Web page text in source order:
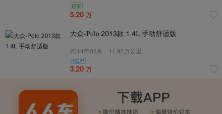
超值
5.20 万
大众-Polo 2013款 1.4L 手动舒适版
2014年03月
11.92万公里
0过户
3.20 万